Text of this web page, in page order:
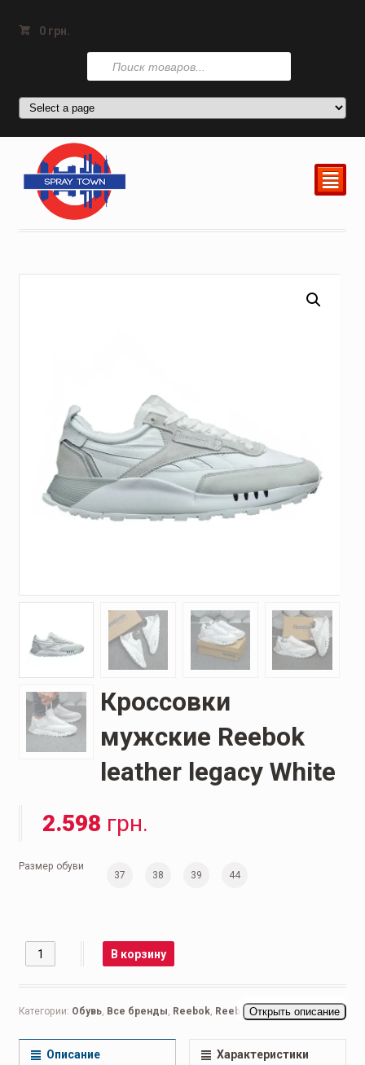
0 грн.
Поиск
товаров
²
Кроссовки
мужские Reebok
leather legacy White
2.598 грн.
Размер обуви
37 38 39 44
Количество В корзину
Категории: Обувь, Все бренды, Reebok, Reebok Classic, Мужская
мужские
Открыть описание
Описание Характеристики